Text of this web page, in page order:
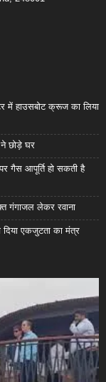
में हाउसबोट क्रूज का लिया
छोड़े घर
गैस आपूर्ति हो सकती है
गंगाजल लेकर रवाना
एकजुटता का मंत्र